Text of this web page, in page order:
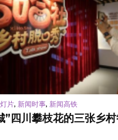
片, 新闻时事, 新闻高铁
”四川攀枝花的三张乡